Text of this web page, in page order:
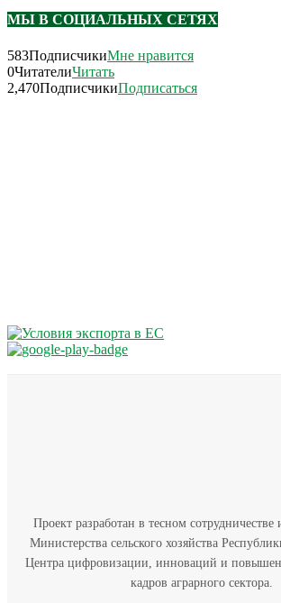
МЫ В СОЦИАЛЬНЫХ СЕТЯХ
583ПодписчикиМне нравится
0ЧитателиЧитать
2,470ПодписчикиПодписаться
Проект разработан в тесном
Министерства сельского хозяйства
Центра цифровизации, инноваций и
кадров аграрного сектора.